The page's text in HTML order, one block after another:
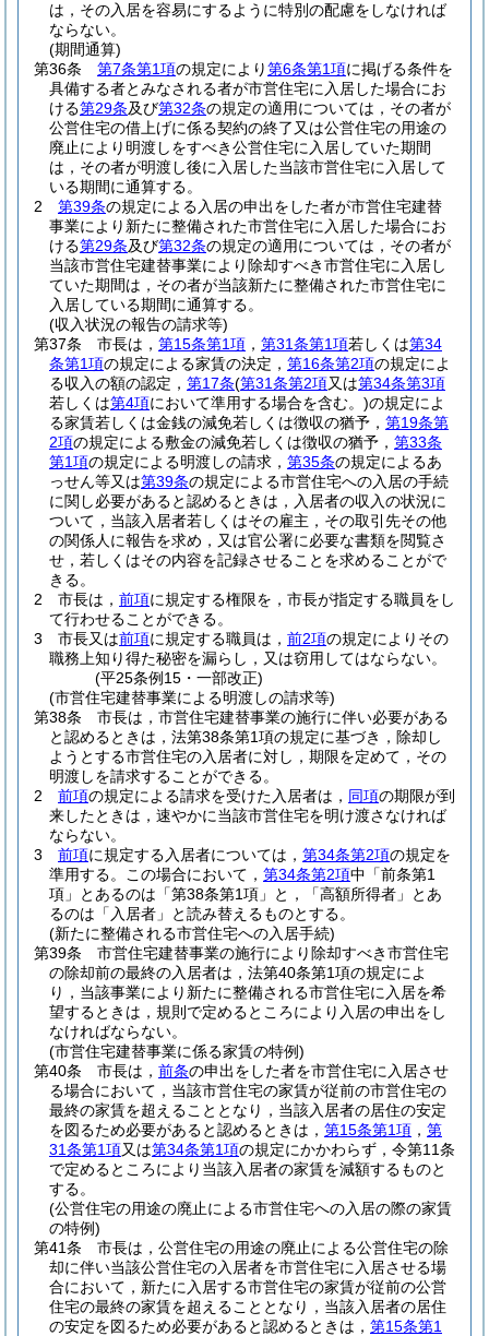
は，その入居を容易にするように特別の配慮をしなければ
ならない。
(期間通算)
第36条
第7条第1項の規定により第6条第1項に掲げる条件を
具備する者とみなされる者が市営住宅に入居した場合にお
ける第29条及び第32条の規定の適用については，その者が
公営住宅の借上げに係る契約の終了又は公営住宅の用途の
廃止により明渡しをすべき公営住宅に入居していた期間
は，その者が明渡し後に入居した当該市営住宅に入居して
いる期間に通算する。
2
第39条の規定による入居の申出をした者が市営住宅建替
事業により新たに整備された市営住宅に入居した場合にお
ける第29条及び第32条の規定の適用については，その者が
当該市営住宅建替事業により除却すべき市営住宅に入居し
ていた期間は，その者が当該新たに整備された市営住宅に
入居している期間に通算する。
(収入状況の報告の請求等)
第37条
市長は， 第15条第1項 ， 第31条第1項若しくは第34
条第1項の規定による家賃の決定， 第16条第2項の規定によ
る収入の額の認定， 第17条(第31条第2項又は第34条第3項
若しくは第4項において準用する場合を含む。)の規定によ
る家賃若しくは金銭の減免若しくは徴収の猶予， 第19条第
2項の規定による敷金の減免若しくは徴収の猶予， 第33条
第1項の規定による明渡しの請求， 第35条の規定によるあ
っせん等又は第39条の規定による市営住宅への入居の手続
に関し必要があると認めるときは，入居者の収入の状況に
ついて，当該入居者若しくはその雇主，その取引先その他
の関係人に報告を求め，又は官公署に必要な書類を閲覧さ
せ，若しくはその内容を記録させることを求めることがで
きる。
2
市長は， 前項に規定する権限を，市長が指定する職員をし
て行わせることができる。
3
市長又は前項に規定する職員は， 前2項の規定によりその
職務上知り得た秘密を漏らし，又は窃用してはならない。
(平25条例15・一部改正)
(市営住宅建替事業による明渡しの請求等)
第38条
市長は，市営住宅建替事業の施行に伴い必要がある
と認めるときは，法第38条第1項の規定に基づき，除却し
ようとする市営住宅の入居者に対し，期限を定めて，その
明渡しを請求することができる。
2
前項の規定による請求を受けた入居者は， 同項の期限が到
来したときは，速やかに当該市営住宅を明け渡さなければ
ならない。
3
前項に規定する入居者については， 第34条第2項の規定を
準用する。
この場合において， 第34条第2項中「前条第1
項」とあるのは「第38条第1項」と，「高額所得者」とあ
るのは「入居者」と読み替えるものとする。
(新たに整備される市営住宅への入居手続)
第39条
市営住宅建替事業の施行により除却すべき市営住宅
の除却前の最終の入居者は，法第40条第1項の規定によ
り，当該事業により新たに整備される市営住宅に入居を希
望するときは，規則で定めるところにより入居の申出をし
なければならない。
(市営住宅建替事業に係る家賃の特例)
第40条
市長は， 前条の申出をした者を市営住宅に入居させ
る場合において，当該市営住宅の家賃が従前の市営住宅の
最終の家賃を超えることとなり，当該入居者の居住の安定
を図るため必要があると認めるときは， 第15条第1項 ， 第
31条第1項又は第34条第1項の規定にかかわらず，令第11条
で定めるところにより当該入居者の家賃を減額するものと
する。
(公営住宅の用途の廃止による市営住宅への入居の際の家賃
の特例)
第41条
市長は，公営住宅の用途の廃止による公営住宅の除
却に伴い当該公営住宅の入居者を市営住宅に入居させる場
合において，新たに入居する市営住宅の家賃が従前の公営
住宅の最終の家賃を超えることとなり，当該入居者の居住
の安定を図るため必要があると認めるときは， 第15条第1